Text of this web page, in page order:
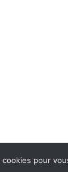
L'Ensemble |
pour